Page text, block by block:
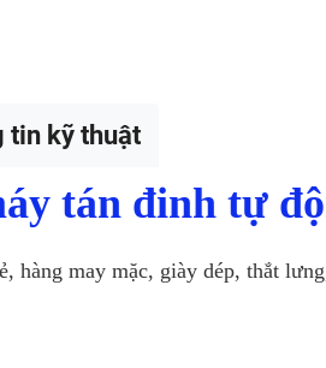
tin kỹ thuật
tán đinh tự
hàng may mặc, giày dép, thắt